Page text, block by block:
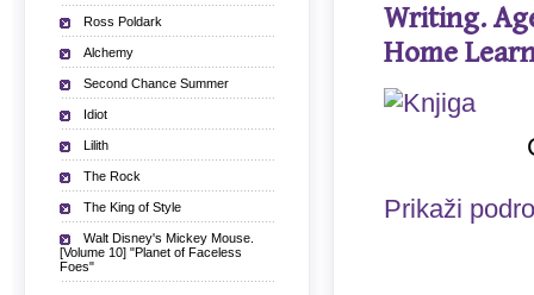
Writing.
Home
Prikaži
Ross Poldark
Alchemy
Second Chance Summer
Idiot
Lilith
The Rock
The King of Style
Walt Disney's Mickey Mouse.
[Volume 10] "Planet of Faceless
Foes"